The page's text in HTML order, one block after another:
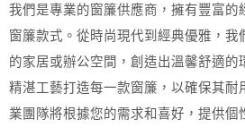
我們是專業的窗簾供應商，擁有豐富的
窗簾款式。從時尚現代到經典優雅，我
的家居或辦公空間，創造出溫馨舒適的
精湛工藝打造每一款窗簾，以確保其耐
業團隊將根據您的需求和喜好，提供個